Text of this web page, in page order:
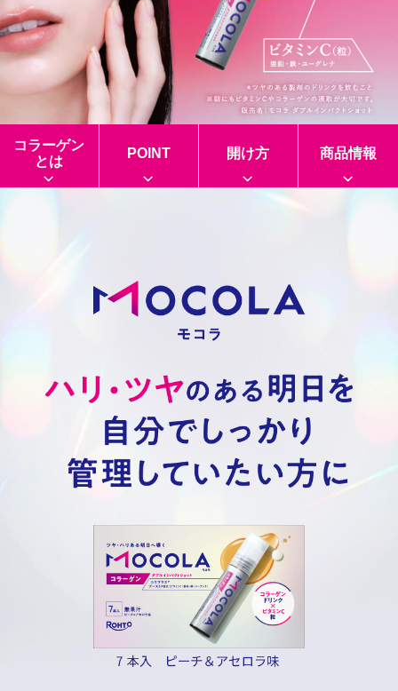
コラーゲン
とは
POINT 開け方 商品情報